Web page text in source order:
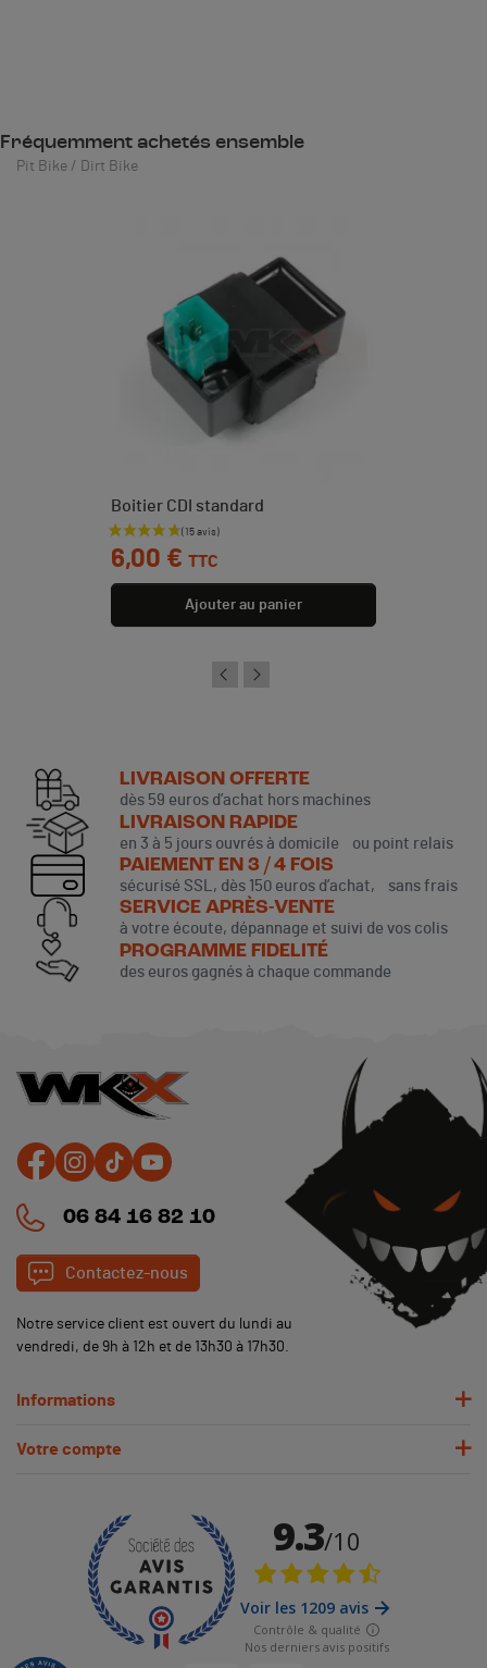
Fréquemment achetés ensemble
Pit Bike / Dirt Bike
Boitier CDI standard
Prix
6,00 € TTC
Ajouter au panier
LIVRAISON OFFERTE
dès 59 euros d’achat hors machines
LIVRAISON RAPIDE
en 3 à 5 jours ouvrés à domicile ou point relais
PAIEMENT EN 3 / 4 FOIS
sécurisé SSL, dès 150 euros d’achat, sans frais
SERVICE APRÈS-VENTE
à votre écoute, dépannage et suivi de vos colis
PROGRAMME FIDELITÉ
des euros gagnés à chaque commande
06 84 16 82 10
Contactez-nous
Notre service client est ouvert du lundi au
vendredi, de 9h à 12h et de 13h30 à 17h30.
Informations
Votre compte